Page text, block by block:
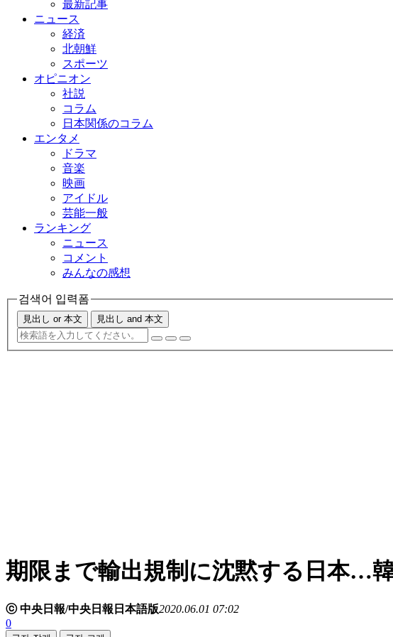
最新記事
ニュース
経済
北朝鮮
スポーツ
オピニオン
社説
コラム
日本関係のコラム
エンタメ
ドラマ
音楽
映画
アイドル
芸能一般
ランキング
ニュース
コメント
みんなの感想
검색어 입력폼
見出し or 本文 見出し and 本文
期限まで輸出規制に沈黙する日本…
ⓒ 中央日報/中央日報日本語版2020.06.01 07:02
0